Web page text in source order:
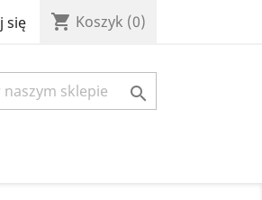
się shopping_cart Koszyk (0)
